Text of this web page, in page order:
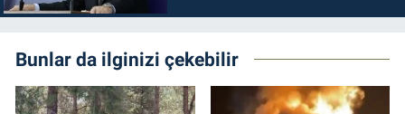
Bunlar da ilginizi çekebilir